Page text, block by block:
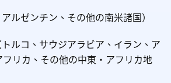
ルゼンチン、その他の南米諸国）
ルコ、サウジアラビア、イラン、ア
リカ、その他の中東・アフリカ地